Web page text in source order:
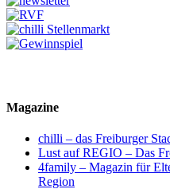
Magazine
chilli – das Freiburger
Lust auf REGIO – Das
4family – Magazin für
Region